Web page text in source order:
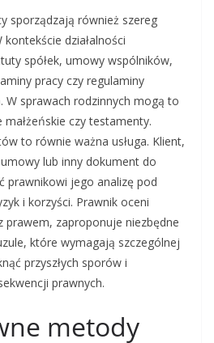
sporządzają również szereg
działalności
spółek, umowy wspólników,
pracy czy regulaminy
W sprawach rodzinnych mogą to
czy testamenty.
to równie ważna usługa. Klient,
lub inny dokument do
prawnikowi jego analizę pod
i korzyści. Prawnik oceni
prawem, zaproponuje niezbędne
które wymagają szczególnej
przyszłych sporów i
prawnych.
metody